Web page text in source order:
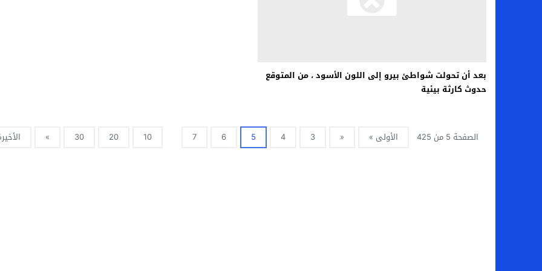
بعد أن تحولت شواطئ بيرو إلى اللون الأسود ، من المتوقع
حدوث كارثة بيئية
الصفحة 5 من 425 الأولى » «
3
4
5
6
7
10
20
30
»